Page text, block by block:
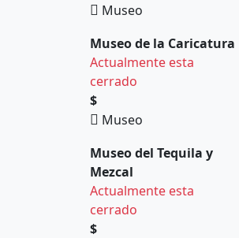
Museo
Museo de la Caricatura
Actualmente esta
cerrado
$
Museo
Museo del Tequila y
Mezcal
Actualmente esta
cerrado
$